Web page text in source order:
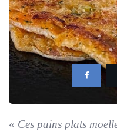
« Ces pains plats